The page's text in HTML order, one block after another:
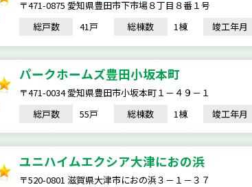
〒471-0875 愛知県豊田市下市場８丁目８番１号
総戸数
41戸 総棟数 1棟 竣工年月
パークホームズ豊田小坂本町
〒471-0034 愛知県豊田市小坂本町１－４９－１
総戸数
55戸 総棟数 1棟 竣工年月
ユニハイムエクシア大津におの浜
〒520-0801 滋賀県大津市におの浜３－１－３７